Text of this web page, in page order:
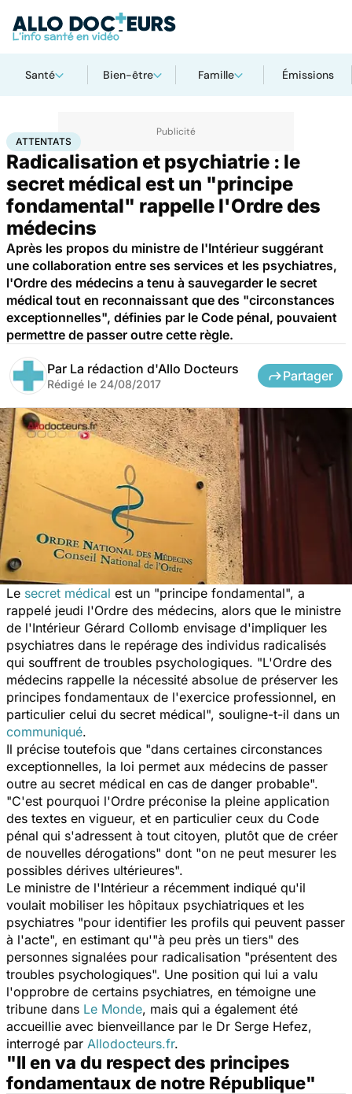
Santé Bien-être Famille Émissions
AccueilSanté Attentats
ATTENTATS
Radicalisation et psychiatrie : le
secret médical est un "principe
fondamental" rappelle l'Ordre des
médecins
Après les propos du ministre de l'Intérieur suggérant
une collaboration entre ses services et les psychiatres,
l'Ordre des médecins a tenu à sauvegarder le secret
médical tout en reconnaissant que des "circonstances
exceptionnelles", définies par le Code pénal, pouvaient
permettre de passer outre cette règle.
Par La rédaction d'Allo Docteurs
Rédigé le 24/08/2017
Partager
Le secret médical est un "principe fondamental", a
rappelé jeudi l'Ordre des médecins, alors que le ministre
de l'Intérieur Gérard Collomb envisage d'impliquer les
psychiatres dans le repérage des individus radicalisés
qui souffrent de troubles psychologiques. "L'Ordre des
médecins rappelle la nécessité absolue de préserver les
principes fondamentaux de l'exercice professionnel, en
particulier celui du secret médical", souligne-t-il dans un
communiqué.
Il précise toutefois que "dans certaines circonstances
exceptionnelles, la loi permet aux médecins de passer
outre au secret médical en cas de danger probable".
"C'est pourquoi l'Ordre préconise la pleine application
des textes en vigueur, et en particulier ceux du Code
pénal qui s'adressent à tout citoyen, plutôt que de créer
de nouvelles dérogations" dont "on ne peut mesurer les
possibles dérives ultérieures".
Le ministre de l'Intérieur a récemment indiqué qu'il
voulait mobiliser les hôpitaux psychiatriques et les
psychiatres "pour identifier les profils qui peuvent passer
à l'acte", en estimant qu'"à peu près un tiers" des
personnes signalées pour radicalisation "présentent des
troubles psychologiques". Une position qui lui a valu
l'opprobre de certains psychiatres, en témoigne une
tribune dans Le Monde, mais qui a également été
accueillie avec bienveillance par le Dr Serge Hefez,
interrogé par Allodocteurs.fr.
"Il en va du respect des principes
fondamentaux de notre République"